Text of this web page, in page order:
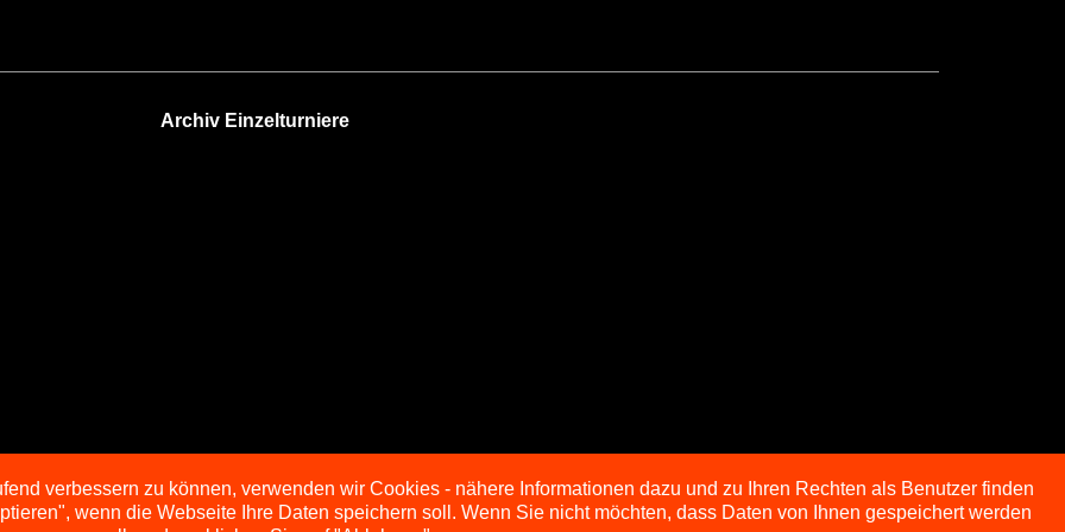
Archiv Einzelturniere
verbessern zu können, verwenden wir Cookies - nähere Informationen dazu und zu Ihren Rechten als Benutzer finden
wenn die Webseite Ihre Daten speichern soll. Wenn Sie nicht möchten, dass Daten von Ihnen gespeichert werden